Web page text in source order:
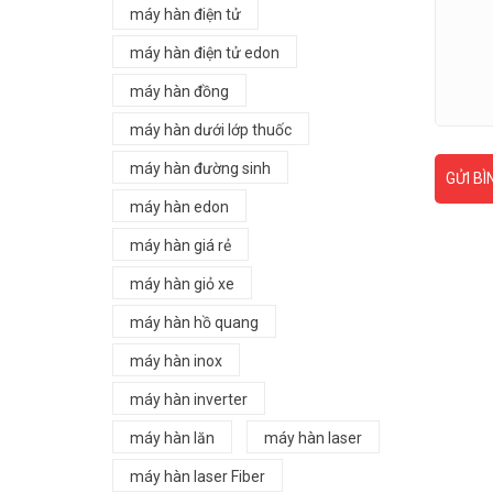
GỬI
máy hàn điện tử
máy hàn điện tử edon
máy hàn đồng
máy hàn dưới lớp thuốc
máy hàn đường sinh
máy hàn edon
máy hàn giá rẻ
máy hàn giỏ xe
máy hàn hồ quang
máy hàn inox
máy hàn inverter
máy hàn lăn máy hàn laser
máy hàn laser Fiber